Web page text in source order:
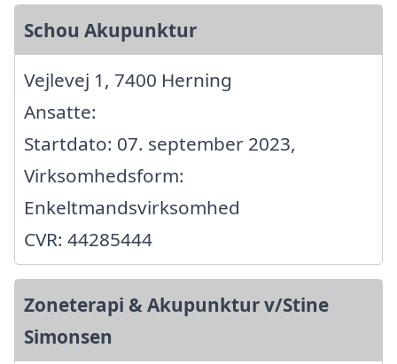
Schou Akupunktur
Vejlevej 1, 7400 Herning
Ansatte:
Startdato: 07. september 2023,
Virksomhedsform:
Enkeltmandsvirksomhed
CVR: 44285444
Zoneterapi & Akupunktur v/Stine
Simonsen